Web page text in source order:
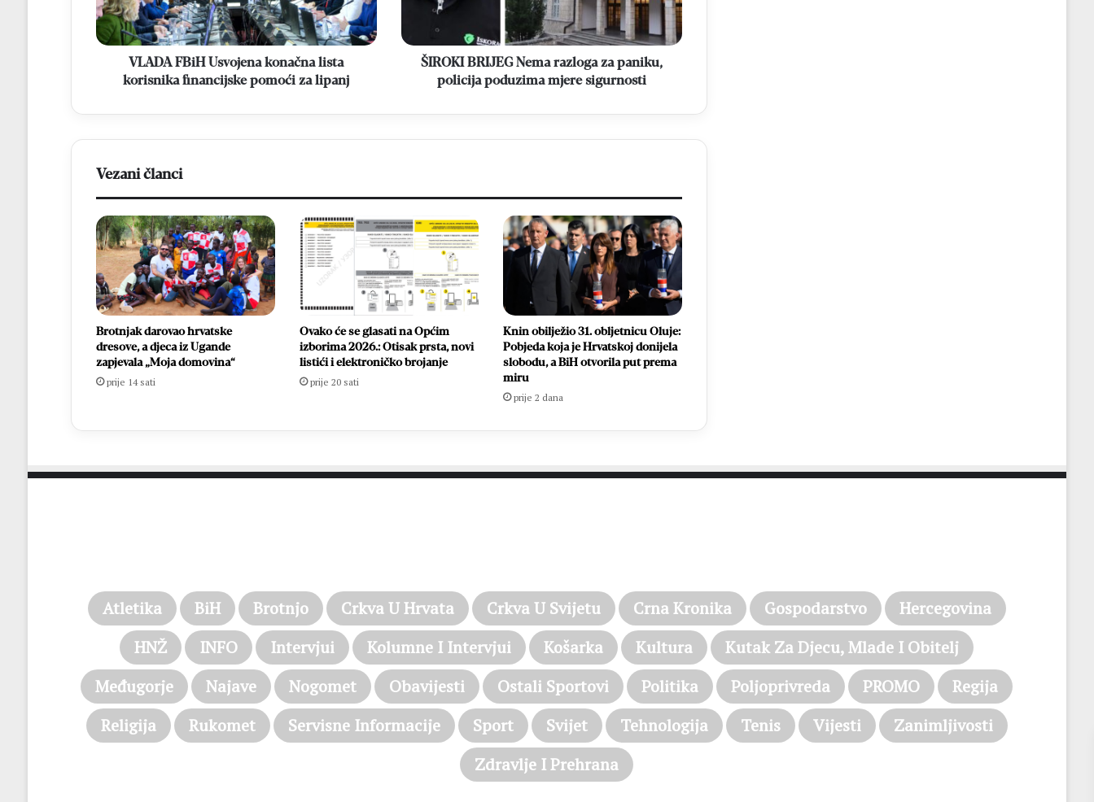
financijske
pomoći
za
VLADA FBiH Usvojena konačna lista
korisnika financijske pomoći za lipanj
policija
poduzima
mjere
sigurnosti
ŠIROKI BRIJEG Nema razloga za paniku,
policija poduzima mjere sigurnosti
Vezani članci
Brotnjak darovao hrvatske
dresove, a djeca iz Ugande
zapjevala „Moja domovina“
prije 14 sati
Ovako će se glasati na Općim
izborima 2026.: Otisak prsta, novi
listići i elektroničko brojanje
prije 20 sati
Knin obilježio 31. obljetnicu Oluje:
Pobjeda koja je Hrvatskoj donijela
slobodu, a BiH otvorila put prema
miru
prije 2 dana
Atletika BiH Brotnjo Crkva U Hrvata Crkva U Svijetu Crna Kronika Gospodarstvo
Hercegovina
HNŽ
INFO Intervjui Kolumne I Intervjui Košarka Kultura
Kutak Za Djecu, Mlade I Obitelj
Međugorje
Najave Nogomet Obavijesti Ostali Sportovi Politika Poljoprivreda PROMO
Regija
Religija
Rukomet Servisne Informacije Sport Svijet Tehnologija Tenis Vijesti
Zanimljivosti
Zdravlje I Prehrana